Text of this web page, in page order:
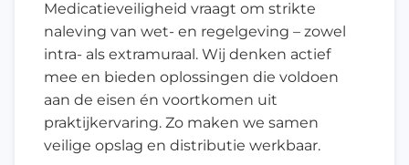
Medicatieveiligheid vraagt om strikte
naleving van wet- en regelgeving – zowel
intra- als extramuraal. Wij denken actief
mee en bieden oplossingen die voldoen
aan de eisen én voortkomen uit
praktijkervaring. Zo maken we samen
veilige opslag en distributie werkbaar.